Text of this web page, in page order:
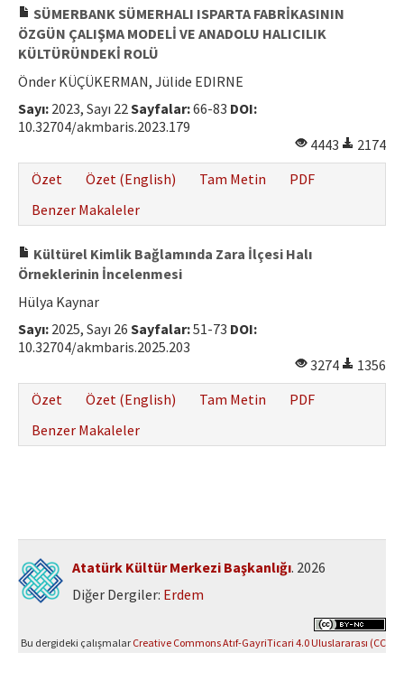
SÜMERBANK SÜMERHALI ISPARTA FABRİKASININ
ÖZGÜN ÇALIŞMA MODELİ VE ANADOLU HALICILIK
KÜLTÜRÜNDEKİ ROLÜ
Önder KÜÇÜKERMAN, Jülide EDIRNE
Sayı: 2023, Sayı 22Sayfalar:66-83 DOI:
10.32704/akmbaris.2023.179
4443
2174
Özet
Özet (English) Tam Metin
PDF
Benzer Makaleler
Kültürel Kimlik Bağlamında Zara İlçesi Halı
Örneklerinin İncelenmesi
Hülya Kaynar
Sayı: 2025, Sayı 26 Sayfalar:51-73 DOI:
10.32704/akmbaris.2025.203
3274
1356
Özet
Özet (English) Tam Metin
PDF
Benzer Makaleler
Atatürk Kültür Merkezi Başkanlığı. 2026
Diğer Dergiler: Erdem
Bu dergideki çalışmalar Creative Commons Atıf-GayriTicari 4.0 Uluslararası (CC